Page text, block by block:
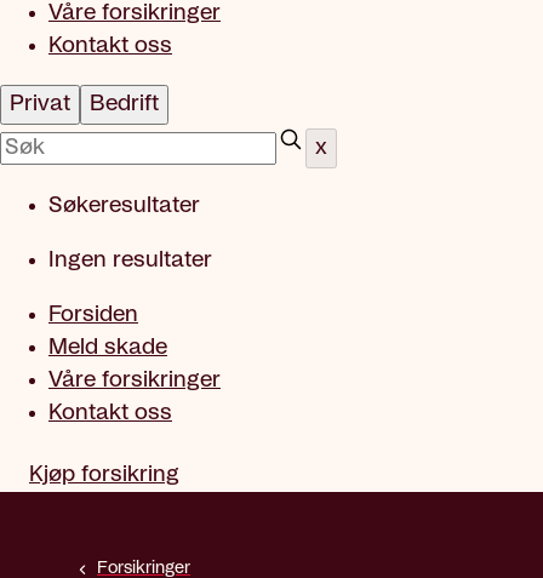
Våre forsikringer
Kontakt oss
Privat
Bedrift
x
Søkeresultater
Ingen resultater
Forsiden
Meld skade
Våre forsikringer
Kontakt oss
Kjøp forsikring
Forsikringer